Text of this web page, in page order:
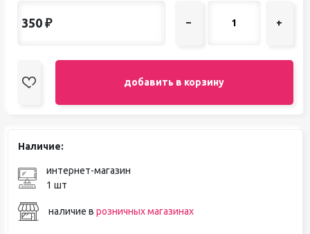
350 ₽ – +
добавить в корзину
Наличие:
интернет-магазин
1 шт
наличие в розничных магазинах